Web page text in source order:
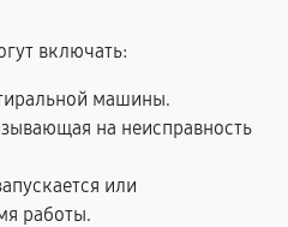
включать:
машины.
на неисправность
или
работы.